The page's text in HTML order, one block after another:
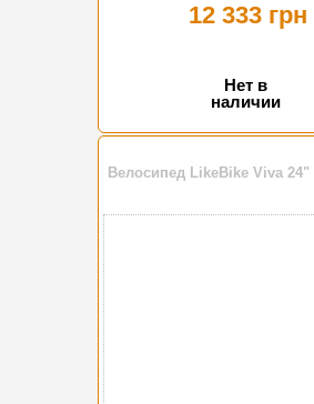
12 333 грн
Нет в
наличии
Велосипед LikeBike Viva 24"